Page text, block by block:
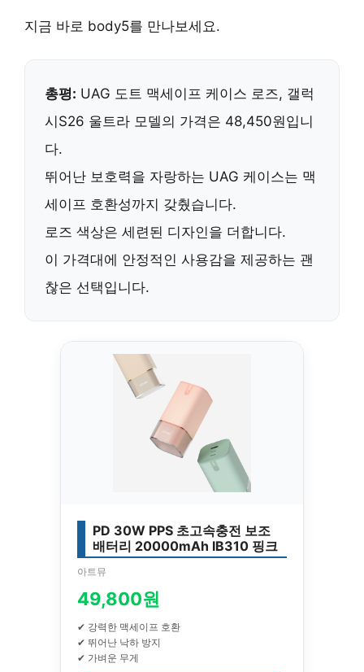
지금 바로 body5를 만나보세요.
총평: UAG 도트 맥세이프 케이스 로즈, 갤럭
시S26 울트라 모델의 가격은 48,450원입니
다.
뛰어난 보호력을 자랑하는 UAG 케이스는 맥
세이프 호환성까지 갖췄습니다.
로즈 색상은 세련된 디자인을 더합니다.
이 가격대에 안정적인 사용감을 제공하는 괜
찮은 선택입니다.
PD 30W PPS 초고속충전 보조
배터리 20000mAh IB310 핑크
아트뮤
49,800원
✔ 강력한 맥세이프 호환
✔ 뛰어난 낙하 방지
✔ 가벼운 무게